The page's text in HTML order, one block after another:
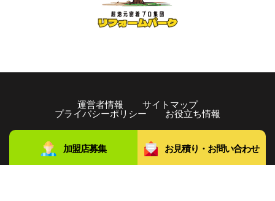
運営者情報
サイトマップ
プライバシーポリシー
お役立ち情報
加盟店募集
お見積り・お問い合わせ